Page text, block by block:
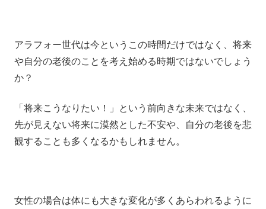
アラフォー世代は今というこの時間だけではなく、将来
や自分の老後のことを考え始める時期ではないでしょう
か？
「将来こうなりたい！」という前向きな未来ではなく、
先が見えない将来に漠然とした不安や、自分の老後を悲
観することも多くなるかもしれません。
女性の場合は体にも大きな変化が多くあらわれるように